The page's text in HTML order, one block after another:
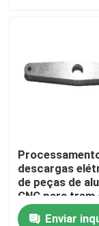
Controle de
Pedir um
Peças da
descargas
de peças de
CNC para trem
velocidade
Enviar